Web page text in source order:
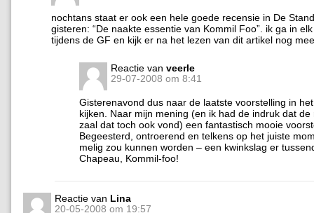
nochtans staat er ook een hele goede recensie in De
gisteren: “De naakte essentie van Kommil Foo”. ik ga in
tijdens de GF en kijk er na het lezen van dit artikel nog
Reactie van veerle
29-07-2008 om 8:41
Gisterenavond dus naar de laatste voorstelling in
kijken. Naar mijn mening (en ik had de indruk dat de
zaal dat toch ook vond) een fantastisch mooie
Begeesterd, ontroerend en telkens op het juiste
melig zou kunnen worden – een kwinkslag er
Chapeau, Kommil-foo!
Reactie van Lina
20-05-2008 om 19:57